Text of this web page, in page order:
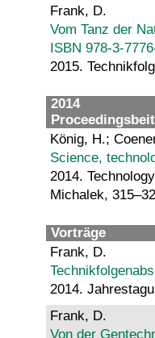
Frank, D.
Vom Tanz der
ISBN 978-3-
2015.
2014
König, H.;
Science,
2014.
Michalek,
Vorträge
Frank, D.
2014.
Frank, D.
Von der